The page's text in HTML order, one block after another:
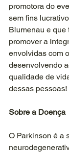
promotora do
sem fins
Blumenau e que
promover a
envolvidas com
desenvolvendo
qualidade de
dessas pessoas!
Sobre a Doença
O Parkinson é a